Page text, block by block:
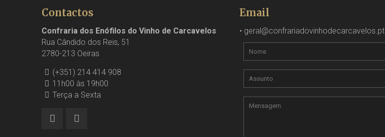
Contactos
Confraria dos Enófilos do Vinho de Carcavelos
Rua Cândido dos Reis, 51
2780-213 Oeiras
(+351) 214 414 908
11h00 às 19h00
Terça a Sexta
Email
• geral@confrariadovinhodecarcavelos.pt